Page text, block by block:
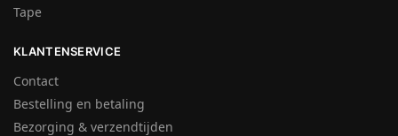
Tape
KLANTENSERVICE
Contact
Bestelling en betaling
Bezorging & verzendtijden